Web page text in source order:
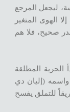
ليجعل المرجع
الهوى المتغير
صحيح، فلا هم
الحرية المطلقة
واسمه (إليان دي
، وطريقاً للتملق يفسح